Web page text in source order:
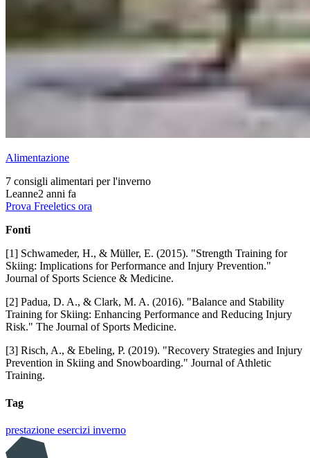
Alimentazione
7 consigli alimentari per l'inverno
Leanne2 anni fa
Prova Freeletics ora
Fonti
[1] Schwameder, H., & Müller, E. (2015). "Strength Training for
Skiing: Implications for Performance and Injury Prevention."
Journal of Sports Science & Medicine.
[2] Padua, D. A., & Clark, M. A. (2016). "Balance and Stability
Training for Skiing: Enhancing Performance and Reducing Injury
Risk." The Journal of Sports Medicine.
[3] Risch, A., & Ebeling, P. (2019). "Recovery Strategies and Injury
Prevention in Skiing and Snowboarding." Journal of Athletic
Training.
Tag
prestazione esercizi inverno